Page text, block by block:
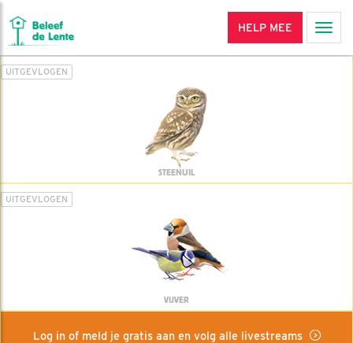
HELP MEE
UITGEVLOGEN
STEENUIL
UITGEVLOGEN
VIJVER
Log in of meld je gratis aan en volg alle livestreams